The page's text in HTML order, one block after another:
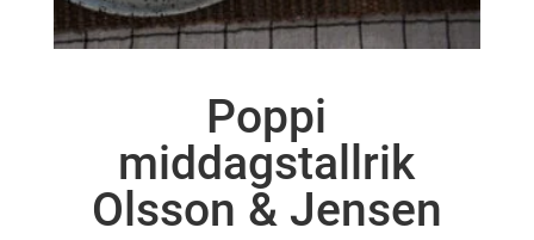
Poppi
middagstallrik
Olsson & Jensen